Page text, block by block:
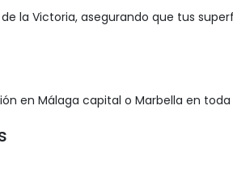
la Victoria, asegurando que tus
en Málaga capital o Marbella en toda